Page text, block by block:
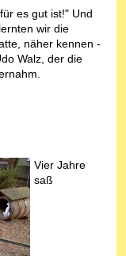
es gut ist!" Und
wir die
näher kennen -
Walz, der die
Vier Jahre
saß